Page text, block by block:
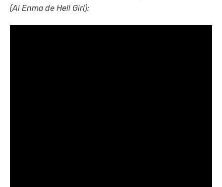
(Ai Enma de Hell Girl):